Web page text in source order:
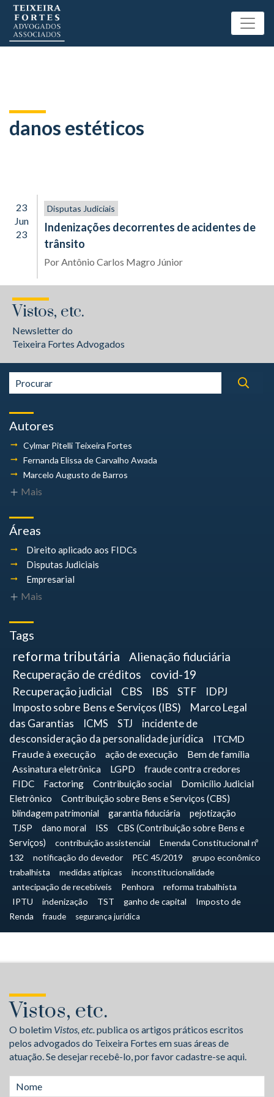
danos estéticos
23
Jun
23
Disputas Judiciais
Indenizações decorrentes de acidentes de
trânsito
PorAntônio Carlos Magro Júnior
Vistos, etc.
Newsletter do
Teixeira Fortes Advogados
Autores
Cylmar Pitelli Teixeira Fortes
Fernanda Elissa de Carvalho Awada
Marcelo Augusto de Barros
Mais
Áreas
Direito aplicado aos FIDCs
Disputas Judiciais
Empresarial
Mais
Tags
reforma tributária
Alienação fiduciária
Recuperação de créditos
covid-19
Recuperação judicial CBS IBS STF
IDPJ
Imposto sobre Bens e Serviços (IBS)
Marco Legal
das Garantias
ICMS STJ
incidente de
desconsideração da personalidade jurídica
ITCMD
Fraude à execução
ação de execução
Bem de família
Assinatura eletrônica
LGPD fraude contra credores
FIDC Factoring Contribuição social
Domicílio Judicial
Eletrônico
Contribuição sobre Bens e Serviços (CBS)
blindagem patrimonial
garantia fiduciária
pejotização
TJSP
dano moral ISS
CBS (Contribuição sobre Bens e
Serviços)
contribuição assistencial
Emenda Constitucional nº
132
notificação do devedor PEC 45/2019
grupo econômico
trabalhista
medidas atípicas
inconstitucionalidade
antecipação de recebíveis
Penhora
reforma trabalhista
IPTU
indenização TST ganho de capital
Imposto de
Renda
fraude segurança jurídica
Vistos, etc.
O boletim Vistos, etc.publica os artigos práticos escritos
pelos advogados do Teixeira Fortes em suas áreas de
atuação. Se desejar recebê-lo, por favor cadastre-se aqui.